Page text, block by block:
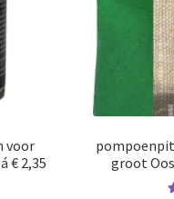
voor
€ 2,35
groot